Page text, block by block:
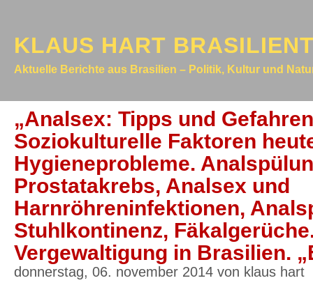
KLAUS HART
Aktuelle Berichte aus Brasilien – Politik, Kultur und
„Analsex: Tipps und
Soziokulturelle Faktoren
Hygieneprobleme.
Prostatakrebs, Analsex und
Harnröhreninfektionen,
Stuhlkontinenz,
Vergewaltigung in Brasilien.
donnerstag, 06. november 2014 von klaus hart